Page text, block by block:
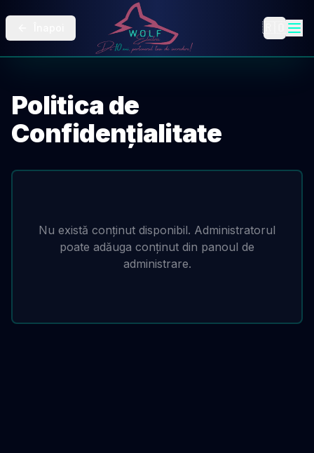
🇷🇴
Politica de
Confidențialitate
Nu există conținut disponibil. Administratorul
poate adăuga conținut din panoul de
administrare.